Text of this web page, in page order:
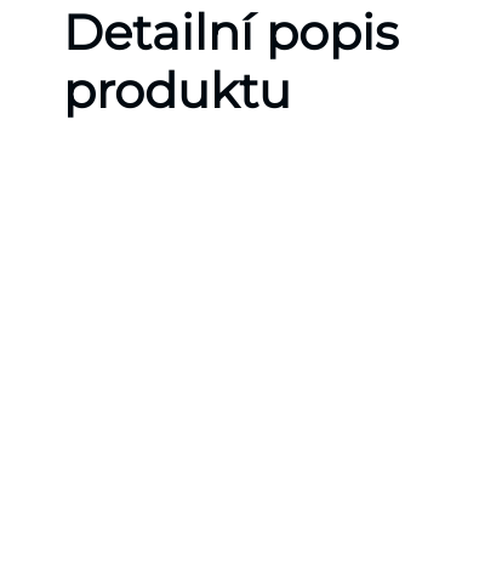
Detailní popis
produktu